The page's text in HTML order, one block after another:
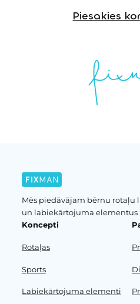
Piesakies
Mēs piedāvājam bērnu rotaļu
un labiekārtojuma elementus
Koncepti
Rotaļas
Sports
Labiekārtojuma elementi